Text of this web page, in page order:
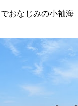
おなじみの小袖海